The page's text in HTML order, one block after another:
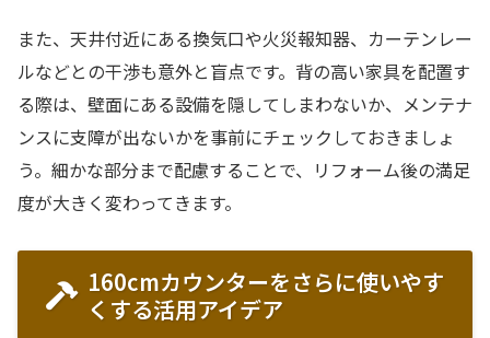
また、天井付近にある換気口や火災報知器、カーテンレー
ルなどとの干渉も意外と盲点です。背の高い家具を配置す
る際は、壁面にある設備を隠してしまわないか、メンテナ
ンスに支障が出ないかを事前にチェックしておきましょ
う。細かな部分まで配慮することで、リフォーム後の満足
度が大きく変わってきます。
160cmカウンターをさらに使いやす
くする活用アイデア